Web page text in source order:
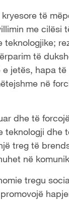
të
me cilësi
të
jetës, hapa
në
dhe të
teknologji dhe
treg të
në
tregu